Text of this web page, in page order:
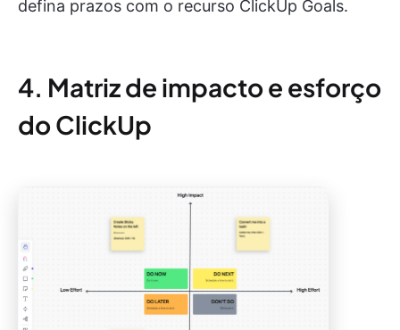
defina prazos com o recurso ClickUp Goals.
4. Matriz de impacto e esforço
do ClickUp